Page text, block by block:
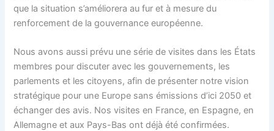
que la situation s’améliorera au fur et à mesure du
renforcement de la gouvernance européenne.
Nous avons aussi prévu une série de visites dans les États
membres pour discuter avec les gouvernements, les
parlements et les citoyens, afin de présenter notre vision
stratégique pour une Europe sans émissions d’ici 2050 et
échanger des avis. Nos visites en France, en Espagne, en
Allemagne et aux Pays-Bas ont déjà été confirmées.